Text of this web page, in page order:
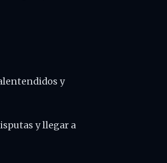
y
y llegar a